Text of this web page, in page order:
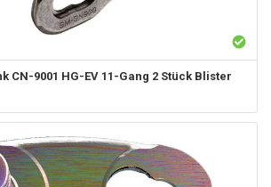
CN-9001 HG-EV 11-Gang 2 Stück Blister